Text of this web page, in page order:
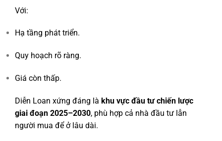
Với:
Hạ tầng phát triển.
Quy hoạch rõ ràng.
Giá còn thấp.
Diễn Loan xứng đáng là khu vực đầu tư chiến lược
giai đoạn 2025–2030, phù hợp cả nhà đầu tư lẫn
người mua để ở lâu dài.